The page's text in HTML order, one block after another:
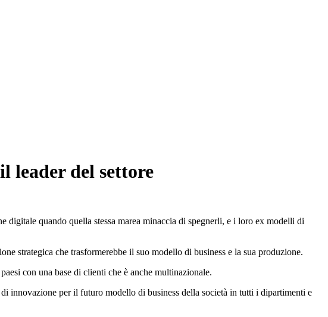
leader del settore
digitale quando quella stessa marea minaccia di spegnerli, e i loro ex modelli di
strategica che trasformerebbe il suo modello di business e la sua produzione.
con una base di clienti che è anche multinazionale.
innovazione per il futuro modello di business della società in tutti i dipartimenti e